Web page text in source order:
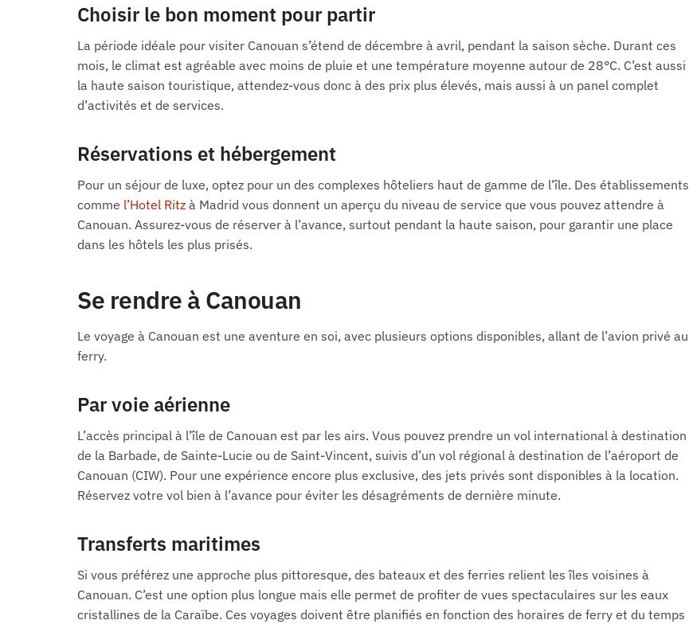
Choisir le bon moment pour partir
La période idéale pour visiter Canouan s’étend de décembre à avril, pendant la saison sèche. Durant ces
mois, le climat est agréable avec moins de pluie et une température moyenne autour de 28°C. C’est aussi
la haute saison touristique, attendez-vous donc à des prix plus élevés, mais aussi à un panel complet
d’activités et de services.
Réservations et hébergement
Pour un séjour de luxe, optez pour un des complexes hôteliers haut de gamme de l’île. Des établissements
comme l’Hotel Ritz à Madrid vous donnent un aperçu du niveau de service que vous pouvez attendre à
Canouan. Assurez-vous de réserver à l’avance, surtout pendant la haute saison, pour garantir une place
dans les hôtels les plus prisés.
Se rendre à Canouan
Le voyage à Canouan est une aventure en soi, avec plusieurs options disponibles, allant de l’avion privé au
ferry.
Par voie aérienne
L’accès principal à l’île de Canouan est par les airs. Vous pouvez prendre un vol international à destination
de la Barbade, de Sainte-Lucie ou de Saint-Vincent, suivis d’un vol régional à destination de l’aéroport de
Canouan (CIW). Pour une expérience encore plus exclusive, des jets privés sont disponibles à la location.
Réservez votre vol bien à l’avance pour éviter les désagréments de dernière minute.
Transferts maritimes
Si vous préférez une approche plus pittoresque, des bateaux et des ferries relient les îles voisines à
Canouan. C’est une option plus longue mais elle permet de profiter de vues spectaculaires sur les eaux
cristallines de la Caraïbe. Ces voyages doivent être planifiés en fonction des horaires de ferry et du temps